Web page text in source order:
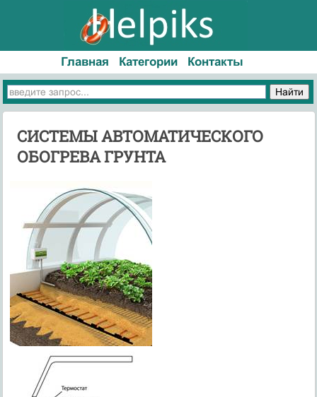
Главная Категории Контакты
CИСТЕМЫ АВТОМАТИЧЕСКОГО
ОБОГРЕВА ГРУНТА